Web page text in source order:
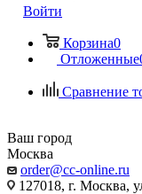
Войти
Корзина0
Отложенные
Сравнение
Ваш город
Москва
order@cc-online.ru
127018, г. Москва,